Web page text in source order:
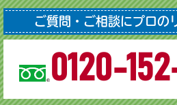
ご質問・ご相談にプロの
0120-